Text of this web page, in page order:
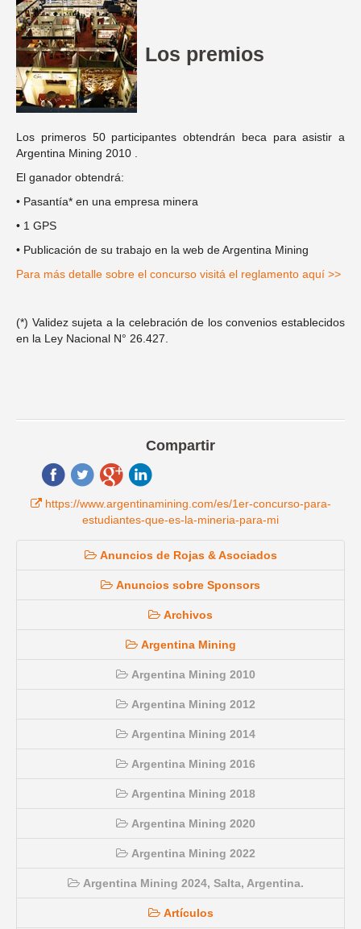
Los premios
Los primeros 50 participantes obtendrán beca para asistir a
Argentina Mining 2010 .
El ganador obtendrá:
• Pasantía* en una empresa minera
• 1 GPS
• Publicación de su trabajo en la web de Argentina Mining
Para más detalle sobre el concurso visitá el reglamento aquí >>
(*) Validez sujeta a la celebración de los convenios establecidos
en la Ley Nacional N° 26.427.
Compartir
https://www.argentinamining.com/es/1er-concurso-para-
estudiantes-que-es-la-mineria-para-mi
Anuncios de Rojas & Asociados
Anuncios sobre Sponsors
Archivos
Argentina Mining
Argentina Mining 2010
Argentina Mining 2012
Argentina Mining 2014
Argentina Mining 2016
Argentina Mining 2018
Argentina Mining 2020
Argentina Mining 2022
Argentina Mining 2024, Salta, Argentina.
Artículos